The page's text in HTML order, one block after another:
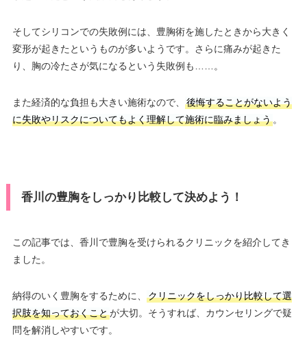
そしてシリコンでの失敗例には、豊胸術を施したときから大きく
変形が起きたというものが多いようです。さらに痛みが起きた
り、胸の冷たさが気になるという失敗例も……。
また経済的な負担も大きい施術なので、
後悔することがないよう
に失敗やリスクについてもよく理解して施術に臨みましょう。
香川の豊胸をしっかり比較して決めよう！
この記事では、香川で豊胸を受けられるクリニックを紹介してき
ました。
納得のいく豊胸をするために、
クリニックをしっかり比較して選
択肢を知っておくことが大切。そうすれば、カウンセリングで疑
問を解消しやすいです。